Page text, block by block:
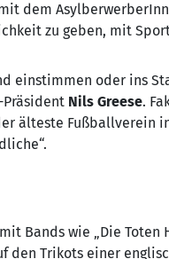
dem
zu geben, mit
einstimmen oder ins
Präsident Nils Greese.
älteste Fußballverein
Bands wie „Die Toten
den Trikots einer